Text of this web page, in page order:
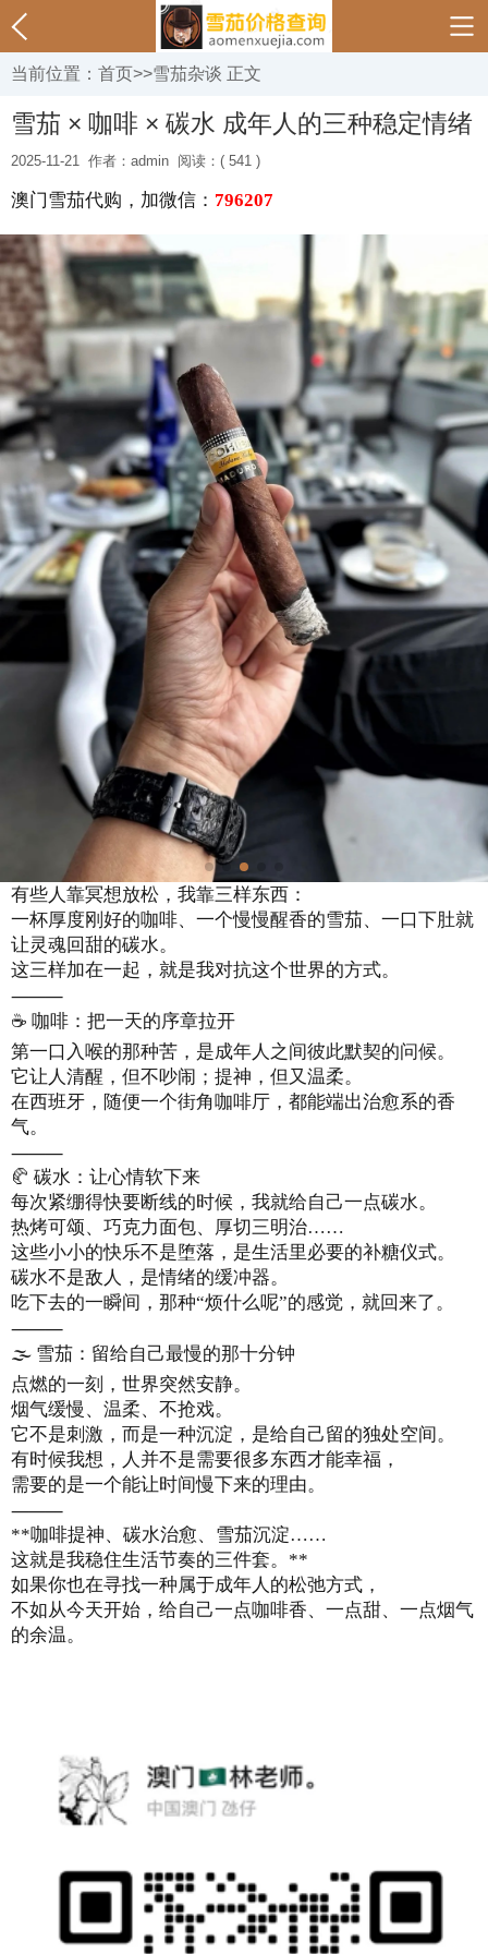
当前位置： 首页>>雪茄杂谈 正文
雪茄 × 咖啡 × 碳水 成年人的三种稳定情绪
2025-11-21 作者：admin 阅读：( 541 )
澳门雪茄代购，加微信： 796207
有些人靠冥想放松，我靠三样东西：
一杯厚度刚好的咖啡、一个慢慢醒香的雪茄、一口下肚就
让灵魂回甜的碳水。
这三样加在一起，就是我对抗这个世界的方式。
⸻
☕ 咖啡：把一天的序章拉开
第一口入喉的那种苦，是成年人之间彼此默契的问候。
它让人清醒，但不吵闹；提神，但又温柔。
在西班牙，随便一个街角咖啡厅，都能端出治愈系的香
气。
⸻
🥐 碳水：让心情软下来
每次紧绷得快要断线的时候，我就给自己一点碳水。
热烤可颂、巧克力面包、厚切三明治……
这些小小的快乐不是堕落，是生活里必要的补糖仪式。
碳水不是敌人，是情绪的缓冲器。
吃下去的一瞬间，那种“烦什么呢”的感觉，就回来了。
⸻
🌫️ 雪茄：留给自己最慢的那十分钟
点燃的一刻，世界突然安静。
烟气缓慢、温柔、不抢戏。
它不是刺激，而是一种沉淀，是给自己留的独处空间。
有时候我想，人并不是需要很多东西才能幸福，
需要的是一个能让时间慢下来的理由。
⸻
**咖啡提神、碳水治愈、雪茄沉淀……
这就是我稳住生活节奏的三件套。**
如果你也在寻找一种属于成年人的松弛方式，
不如从今天开始，给自己一点咖啡香、一点甜、一点烟气
的余温。